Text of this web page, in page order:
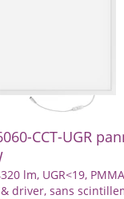
CCT-UGR
lm, UGR<19,
driver, sans